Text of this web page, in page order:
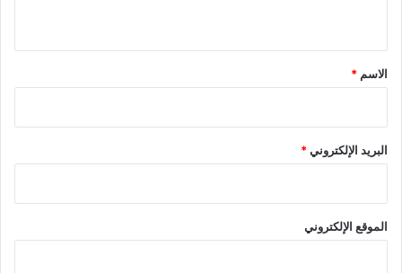
*
الاسم *
البريد الإلكتروني*
الموقع الإلكتروني